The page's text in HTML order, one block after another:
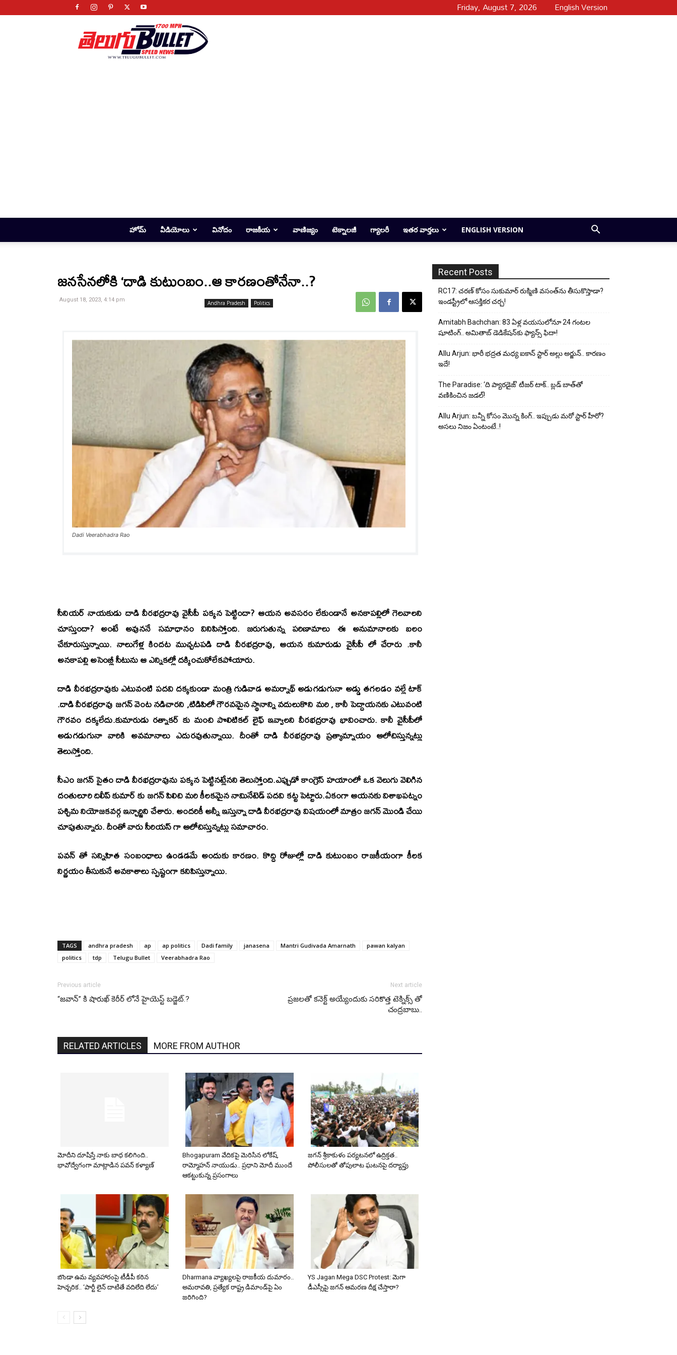
Friday, August 7, 2026 English Version
Telugu
Bullet
హోమ్ వీడియోలు వినోదం రాజకీయ వాణిజ్యం టెక్నాలజీ గ్యాలరీ ఇతర వార్తలు ENGLISH VERSION
Andhra Pradesh Politics
జనసేనలోకి ‘దాడి కుటుంబం..ఆ కారణంతోనేనా..?
August 18, 2023, 4:14 pm
Dadi Veerabhadra Rao
సీనియర్ నాయకుడు దాడి వీరభద్రరావు వైసీపీ పక్కన పెట్టిందా? ఆయన అవసరం లేకుండానే అనకాపల్లిలో గెలవాలని
చూస్తుందా? అంటే అవుననే సమాధానం వినిపిస్తోంది. జరుగుతున్న పరిణామాలు ఈ అనుమానాలకు బలం
చేకూరుస్తున్నాయి. నాలుగేళ్ల కిందట ముచ్చటపడి దాడి వీరభద్రరావు, ఆయన కుమారుడు వైసీపీ లో చేరారు .కానీ
అనకాపల్లి అసెంబ్లీ సీటును ఆ ఎన్నికల్లో దక్కించుకోలేకపోయారు.
దాడి వీరభద్రరావుకు ఎటువంటి పదవి దక్కకుండా మంత్రి గుడివాడ అమర్నాథ్ అడుగడుగునా అడ్డు తగలడం వల్లే టాక్
.దాడి వీరభద్రరావు జగన్ వెంట నడిచారని ,టిడిపిలో గౌరవమైన స్థానాన్ని వదులుకొని మరి , కానీ పెద్దాయనకు ఎటువంటి
గౌరవం దక్కలేదు.కుమారుడు రత్నాకర్ కు మంచి పొలిటికల్ లైఫ్ ఇవ్వాలని వీరభద్రరావు భావించారు. కానీ వైసీపీలో
అడుగడుగునా వారికి అవమానాలు ఎదురవుతున్నాయి. దీంతో దాడి వీరభద్రరావు ప్రత్యామ్నాయం ఆలోచిస్తున్నట్లు
తెలుస్తోంది.
సీఎం జగన్ సైతం దాడి వీరభద్రరావును పక్కన పెట్టినట్లేనని తెలుస్తోంది.ఎప్పుడో కాంగ్రెస్ హయాంలో ఒక వెలుగు వెలిగిన
దంతులూరి దిలీప్ కుమార్ కు జగన్ పిలిచి మరి కీలకమైన నామినేటెడ్ పదవి కట్ట పెట్టారు.ఏకంగా ఆయనకు విశాఖపట్నం
పశ్చిమ నియోజకవర్గ ఇన్చార్జిని చేశారు. అందరికీ అన్నీ ఇస్తున్నా దాడి వీరభద్రరావు విషయంలో మాత్రం జగన్ మొండి చేయి
చూపుతున్నారు. దీంతో వారు సీరియస్ గా ఆలోచిస్తున్నట్లు సమాచారం.
పవన్ తో సన్నిహిత సంబంధాలు ఉండడమే అందుకు కారణం. కొద్ది రోజుల్లో దాడి కుటుంబం రాజకీయంగా కీలక
నిర్ణయం తీసుకునే అవకాశాలు స్పష్టంగా కనిపిస్తున్నాయి.
TAGS andhra pradesh ap ap politics Dadi family janasena Mantri Gudivada Amarnath
pawan kalyan
politics
tdp Telugu Bullet Veerabhadra Rao
Previous article
“జవాన్” కి షారుఖ్ కెరీర్ లోనే హైయెస్ట్ బడ్జెట్.?
Next article
ప్రజలతో కనెక్ట్ అయ్యేందుకు సరికొత్త టెక్నిక్స్ తో
చంద్రబాబు..
RELATED ARTICLES MORE FROM AUTHOR
మోదీని దూషిస్తే నాకు బాధ కలిగింది..
భావోద్వేగంగా మాట్లాడిన పవన్ కళ్యాణ్
Bhogapuram వేదికపై మెరిసిన లోకేష్,
రామ్మోహన్ నాయుడు.. ప్రధాని మోదీ ముందే
ఆకట్టుకున్న ప్రసంగాలు
జగన్ శ్రీకాకుళం పర్యటనలో ఉద్రిక్తత..
పోలీసులతో తోపులాట ఘటనపై దర్యాప్తు
బొండా ఉమ వ్యవహారంపై టీడీపీ కఠిన
హెచ్చరిక.. ‘పార్టీ లైన్ దాటితే వదిలేది లేదు’
Dharmana వ్యాఖ్యలపై రాజకీయ దుమారం..
అమరావతి, ప్రత్యేక రాష్ట్ర డిమాండ్‌పై ఏం
జరిగింది?
YS Jagan Mega DSC Protest: మెగా
డీఎస్సీపై జగన్ ఆమరణ దీక్ష చేస్తారా?
Recent Posts
RC17: చరణ్ కోసం సుకుమార్ రుక్మిణి వసంత్‌ను తీసుకొస్తాడా?
ఇండస్ట్రీలో ఆసక్తికర చర్చ!
Amitabh Bachchan: 83 ఏళ్ల వయసులోనూ 24 గంటల
షూటింగ్.. అమితాబ్ డెడికేషన్‌కు ఫ్యాన్స్ ఫిదా!
Allu Arjun: భారీ భద్రత మధ్య ఐకాన్ స్టార్ అల్లు అర్జున్.. కారణం
ఇదే!
The Paradise: ‘ది ప్యారడైజ్’ టీజర్ టాక్.. బ్లడ్ బాత్‌తో
వణికించిన జడల్!
Allu Arjun: బన్నీ కోసం మొన్న కింగ్.. ఇప్పుడు మరో స్టార్ హీరో?
అసలు నిజం ఏంటంటే..!